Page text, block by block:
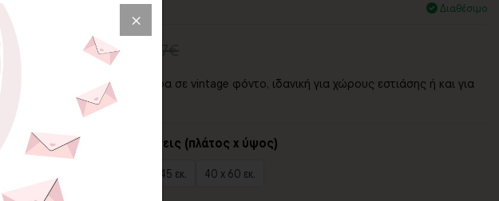
SKU: WDPS-49-P Διαθέσιμο
23,64€
Μια παγωμένη μπύρα σε vintage φόντο, ιδανική για χώρους εστιάσης ή και για
το σπίτι σας.
Επιλέξτε διαστάσεις (πλάτος x ύψος)
30 x 45 εκ. 40 x 60 εκ.